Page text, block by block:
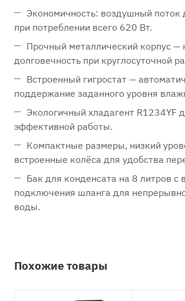
Экономичность: воздушный поток
при потреблении всего 620 Вт.
Прочный металлический корпус —
долговечность при круглосуточной
Встроенный гигростат —
поддержание заданного уровня
Экологичный хладагент R1234YF
эффективной работы.
Компактные размеры, низкий
встроенные колёса для удобства
Бак для конденсата на 8 литров с
подключения шланга для
воды.
Похожие товары